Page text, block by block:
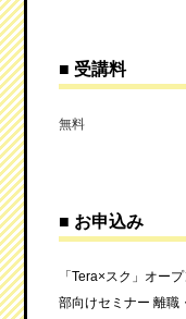
■ 受講料
無料
■ お申込み
「Tera×スク」オー
部向けセミナー 離職